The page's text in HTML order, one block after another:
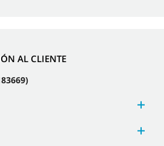
AL CLIENTE